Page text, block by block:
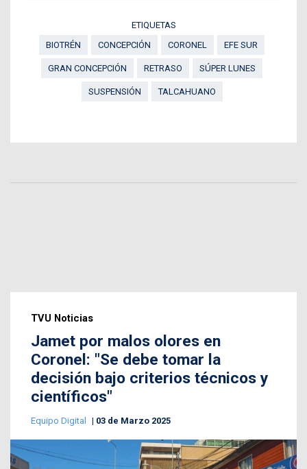
ETIQUETAS
BIOTRÉN
CONCEPCIÓN CORONEL EFE SUR
GRAN CONCEPCIÓN RETRASO SÚPER LUNES
SUSPENSIÓN TALCAHUANO
TVU Noticias
Jamet por malos olores en
Coronel: "Se debe tomar la
decisión bajo criterios técnicos y
científicos"
Equipo Digital 03 de Marzo 2025